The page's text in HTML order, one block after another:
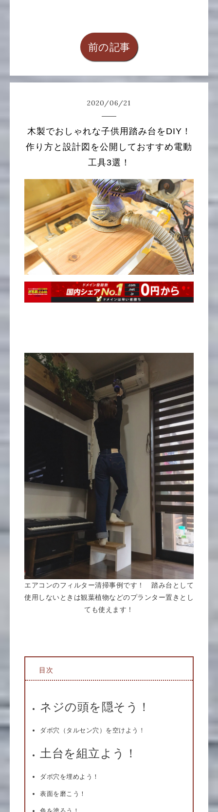
前の記事
2020/06/21
木製でおしゃれな子供用踏み台をDIY！
作り方と設計図を公開しておすすめ電動
工具3選！
エアコンのフィルター清掃事例です！ 踏み台として
使用しないときは観葉植物などのプランター置きとし
ても使えます！
目次
ネジの頭を隠そう！
ダボ穴（タルセン穴）を空けよう！
土台を組立よう！
ダボ穴を埋めよう！
表面を磨こう！